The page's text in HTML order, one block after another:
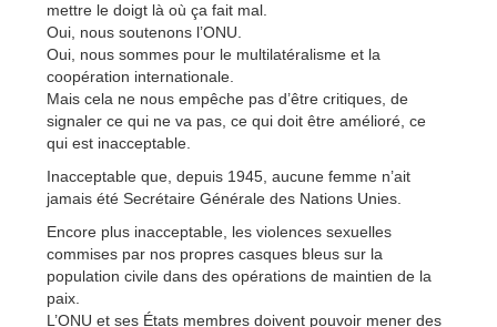
mettre le doigt là où ça fait mal.
Oui, nous soutenons l’ONU.
Oui, nous sommes pour le multilatéralisme et la
coopération internationale.
Mais cela ne nous empêche pas d’être critiques, de
signaler ce qui ne va pas, ce qui doit être amélioré, ce
qui est inacceptable.
Inacceptable que, depuis 1945, aucune femme n’ait
jamais été Secrétaire Générale des Nations Unies.
Encore plus inacceptable, les violences sexuelles
commises par nos propres casques bleus sur la
population civile dans des opérations de maintien de la
paix.
L’ONU et ses États membres doivent pouvoir mener des